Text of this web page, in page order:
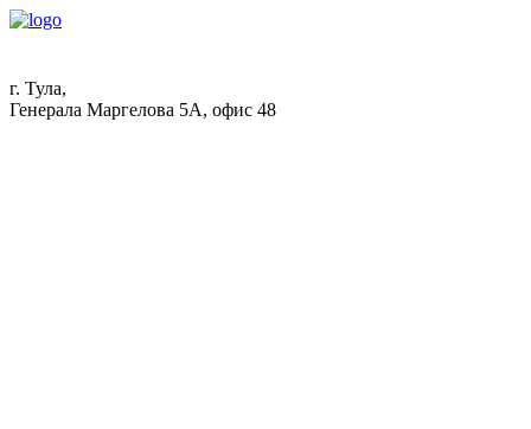
г. Тула,
Генерала Маргелова 5А, офис 48